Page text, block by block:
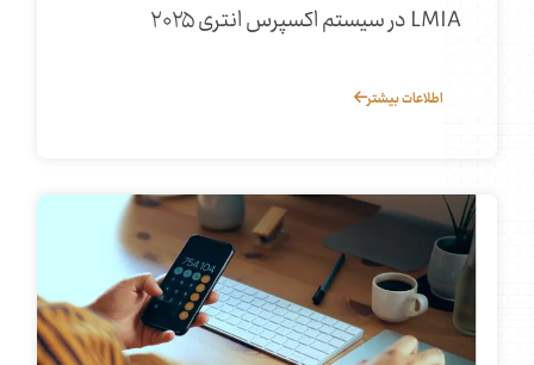
LMIA در سیستم اکسپرس انتری ۲۰۲۵
اطلاعات بیشتر